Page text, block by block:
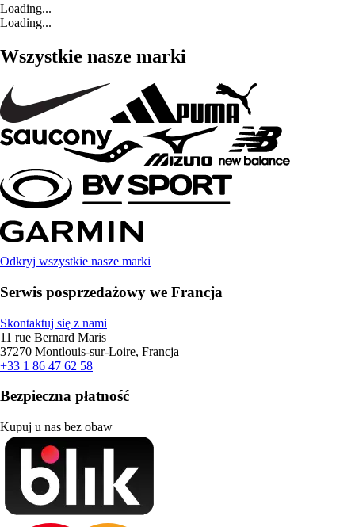
Loading...
Loading...
Wszystkie nasze marki
Odkryj wszystkie nasze marki
Serwis posprzedażowy we Francja
Skontaktuj się z nami
11 rue Bernard Maris
37270 Montlouis-sur-Loire, Francja
+33 1 86 47 62 58
Bezpieczna płatność
Kupuj u nas bez obaw